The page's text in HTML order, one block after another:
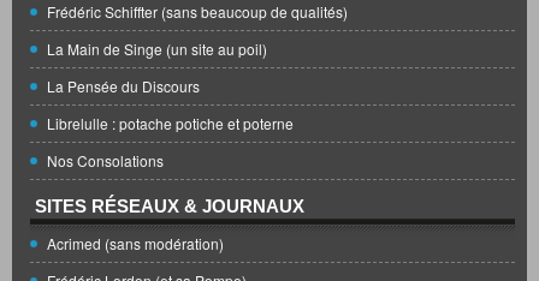
Frédéric Schiffter (sans beaucoup de qualités)
La Main de Singe (un site au poil)
La Pensée du Discours
Librelulle : potache potiche et poterne
Nos Consolations
SITES RÉSEAUX & JOURNAUX
Acrimed (sans modération)